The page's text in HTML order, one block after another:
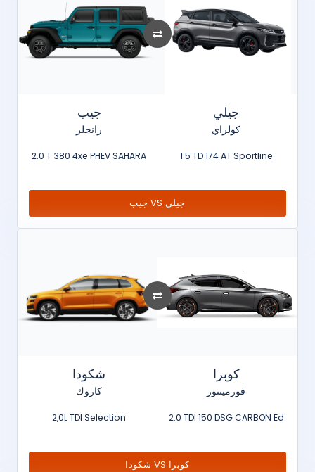
جيب
رانجلر
2.0 T 380 4xe PHEV SAHARA
جيلي
كولراي
1.5 TD 174 AT Sportline
جيب VS جيلي
شكودا
كاروك
2,0L TDI Selection
كوبرا
فورمينتور
2.0 TDI 150 DSG CARBON Ed
شكودا VS كوبرا